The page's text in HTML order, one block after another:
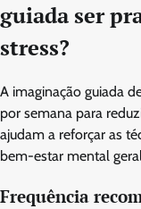
guiada ser
stress?
A imaginação guiada
por semana para
ajudam a reforçar as
bem-estar mental
Frequência